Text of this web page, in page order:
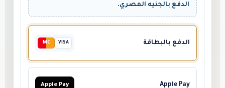
الدفع بالجنيه المصري.
الدفع بالبطاقة VISA
MC
Apple Pay
Apple Pay